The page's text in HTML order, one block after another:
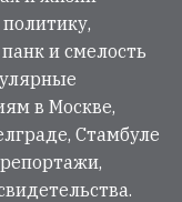
и смелость
в Москве,
Стамбуле